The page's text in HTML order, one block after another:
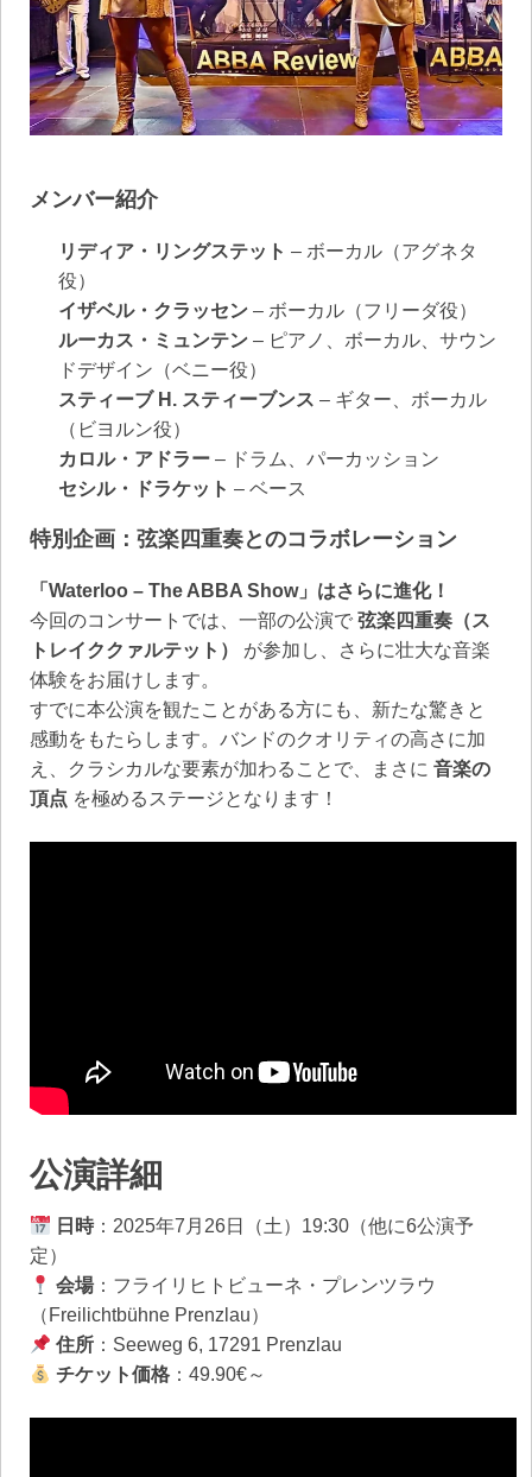
メンバー紹介
リディア・リングステット – ボーカル（アグネタ
役）
イザベル・クラッセン – ボーカル（フリーダ役）
ルーカス・ミュンテン – ピアノ、ボーカル、サウン
ドデザイン（ベニー役）
スティーブ H. スティーブンス – ギター、ボーカル
（ビヨルン役）
カロル・アドラー – ドラム、パーカッション
セシル・ドラケット – ベース
特別企画：弦楽四重奏とのコラボレーション
「Waterloo – The ABBA Show」はさらに進化！
今回のコンサートでは、一部の公演で 弦楽四重奏（ス
トレイククァルテット）
が参加し、さらに壮大な音楽
体験をお届けします。
すでに本公演を観たことがある方にも、新たな驚きと
感動をもたらします。バンドのクオリティの高さに加
え、クラシカルな要素が加わることで、まさに 音楽の
頂点 を極めるステージとなります！
公演詳細
日時：2025年7月26日（土）19:30（他に6公演予
定）
会場：フライリヒトビューネ・プレンツラウ
（Freilichtbühne Prenzlau）
住所 ：Seeweg 6, 17291 Prenzlau
チケット価格 ：49.90€～